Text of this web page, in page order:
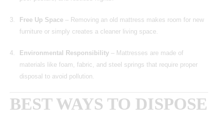
Free Up Space – Removing an old mattress makes room for new
furniture or simply creates a cleaner living space.
Environmental Responsibility – Mattresses are made of
materials like foam, fabric, and steel springs that require proper
disposal to avoid pollution.
BEST WAYS TO DISPOSE